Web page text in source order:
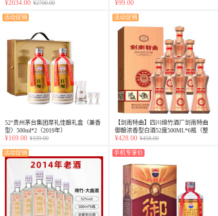
¥2034.00 ¥2700.00 ¥99.00
活动促销
52°贵州茅台集团厚礼佳酿礼盒（兼香
型）500ml*2（2019年）
¥169.00 ¥199.00
活动促销
【剑南特曲】四川绵竹酒厂剑南特曲
御酿浓香型白酒52度500ML*6瓶（整
箱）
¥428.00 ¥458.00
活动促销 手机专享价